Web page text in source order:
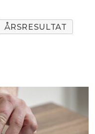
ÅRSRESULTAT